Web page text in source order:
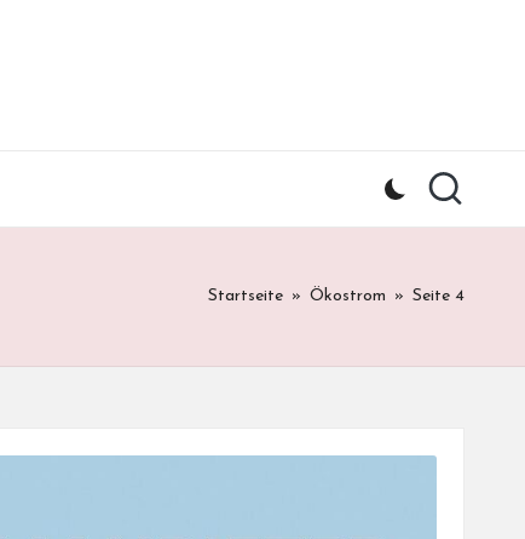
Startseite » Ökostrom » Seite 4